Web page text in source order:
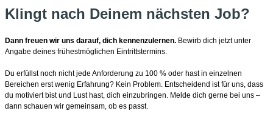
Klingt nach Deinem nächsten Job?
Dann freuen wir uns darauf, dich kennenzulernen. Bewirb dich jetzt unter
Angabe deines frühestmöglichen Eintrittstermins.
Du erfüllst noch nicht jede Anforderung zu 100 % oder hast in einzelnen
Bereichen erst wenig Erfahrung? Kein Problem. Entscheidend ist für uns, dass
du motiviert bist und Lust hast, dich einzubringen. Melde dich gerne bei uns –
dann schauen wir gemeinsam, ob es passt.